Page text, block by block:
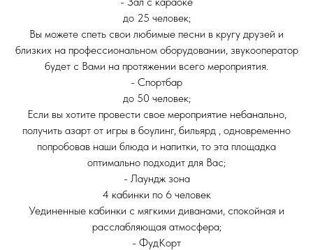
до 25 человек;
Вы можете спеть свои любимые песни в кругу друзей и
близких на профессиональном оборудовании, звукооператор
будет с Вами на протяжении всего мероприятия.
- Спортбар
до 50 человек;
Если вы хотите провести свое мероприятие небанально,
получить азарт от игры в боулинг, бильярд , одновременно
попробовав наши блюда и напитки, то эта площадка
оптимально подходит для Вас;
- Лаундж зона
4 кабинки по 6 человек
Уединенные кабинки с мягкими диванами, спокойная и
расслабляющая атмосфера;
- ФудКорт